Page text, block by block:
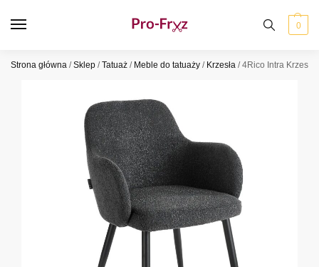
0
Strona główna /Sklep /Tatuaż / Meble do tatuaży / Krzesła /4Rico Intra Krzesło